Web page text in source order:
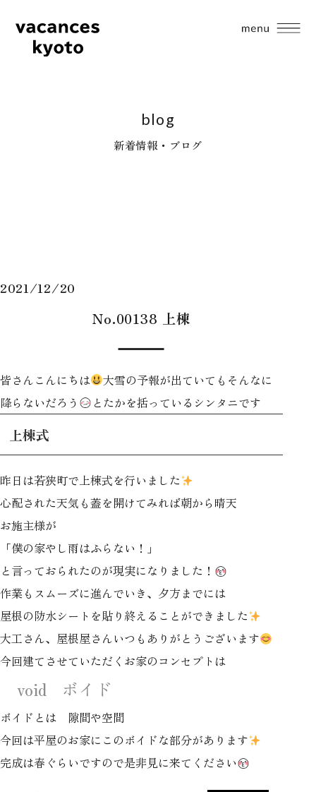
blog
新着情報・ブログ
2021/12/20
No.00138 上棟
皆さんこんにちは
大雪の予報が出ていてもそんなに
降らないだろう
とたかを括っているシンタニです
上棟式
昨日は若狭町で上棟式を行いました
心配された天気も蓋を開けてみれば朝から晴天
お施主様が
「僕の家やし雨はふらない！」
と言っておられたのが現実になりました！
作業もスムーズに進んでいき、夕方までには
屋根の防水シートを貼り終えることができました
大工さん、屋根屋さんいつもありがとうございます
今回建てさせていただくお家のコンセプトは
void ボイド
ボイドとは 隙間や空間
今回は平屋のお家にこのボイドな部分があります
完成は春ぐらいですので是非見に来てください